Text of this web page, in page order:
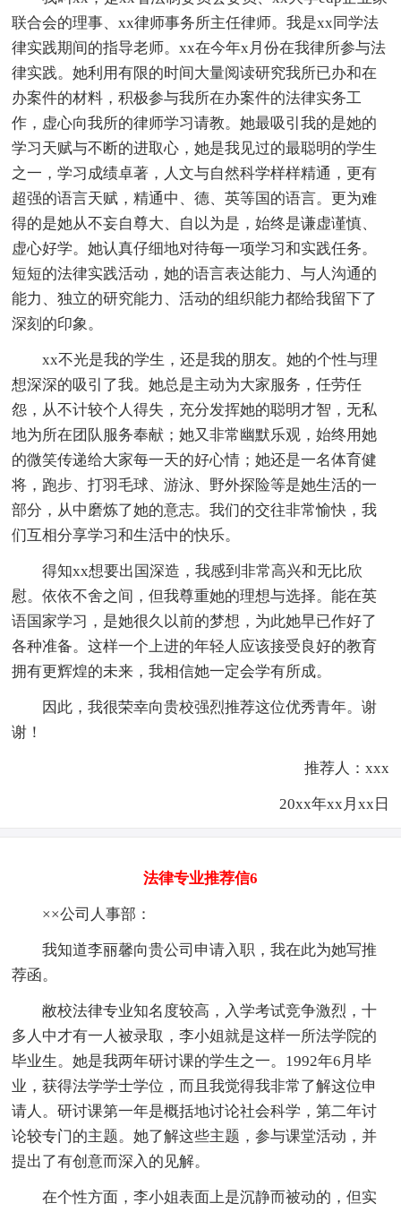
联合会的理事、xx律师事务所主任律师。我是xx同学法
律实践期间的指导老师。xx在今年x月份在我律所参与法
律实践。她利用有限的时间大量阅读研究我所已办和在
办案件的材料，积极参与我所在办案件的法律实务工
作，虚心向我所的律师学习请教。她最吸引我的是她的
学习天赋与不断的进取心，她是我见过的最聪明的学生
之一，学习成绩卓著，人文与自然科学样样精通，更有
超强的语言天赋，精通中、德、英等国的语言。更为难
得的是她从不妄自尊大、自以为是，始终是谦虚谨慎、
虚心好学。她认真仔细地对待每一项学习和实践任务。
短短的法律实践活动，她的语言表达能力、与人沟通的
能力、独立的研究能力、活动的组织能力都给我留下了
深刻的印象。
xx不光是我的学生，还是我的朋友。她的个性与理
想深深的吸引了我。她总是主动为大家服务，任劳任
怨，从不计较个人得失，充分发挥她的聪明才智，无私
地为所在团队服务奉献；她又非常幽默乐观，始终用她
的微笑传递给大家每一天的好心情；她还是一名体育健
将，跑步、打羽毛球、游泳、野外探险等是她生活的一
部分，从中磨炼了她的意志。我们的交往非常愉快，我
们互相分享学习和生活中的快乐。
得知xx想要出国深造，我感到非常高兴和无比欣
慰。依依不舍之间，但我尊重她的理想与选择。能在英
语国家学习，是她很久以前的梦想，为此她早已作好了
各种准备。这样一个上进的年轻人应该接受良好的教育
拥有更辉煌的未来，我相信她一定会学有所成。
因此，我很荣幸向贵校强烈推荐这位优秀青年。谢
谢！
推荐人：xxx
20xx年xx月xx日
法律专业推荐信6
××公司人事部：
我知道李丽馨向贵公司申请入职，我在此为她写推
荐函。
敝校法律专业知名度较高，入学考试竞争激烈，十
多人中才有一人被录取，李小姐就是这样一所法学院的
毕业生。她是我两年研讨课的学生之一。1992年6月毕
业，获得法学学士学位，而且我觉得我非常了解这位申
请人。研讨课第一年是概括地讨论社会科学，第二年讨
论较专门的主题。她了解这些主题，参与课堂活动，并
提出了有创意而深入的见解。
在个性方面，李小姐表面上是沉静而被动的，但实